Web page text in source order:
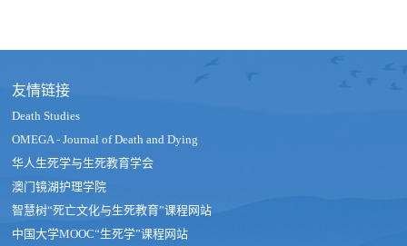
友情链接
Death Studies
OMEGA - Journal of Death and Dying
华人生死学与生死教育学会
澳门镜湖护理学院
智慧树“死亡文化与生死教育”课程网站
中国大学MOOC“生死学”课程网站